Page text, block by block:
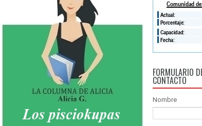
FORMULARIO
CONTACTO
Nombre